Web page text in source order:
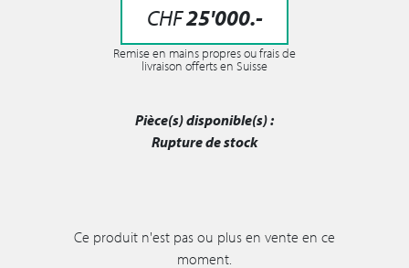
CHF25'000.-
Remise en mains propres ou frais de
livraison offerts en Suisse
Pièce(s) disponible(s) :
Rupture de stock
Ce produit n'est pas ou plus en vente en ce
moment.